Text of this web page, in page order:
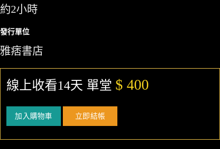
約2小時
發行單位
雅痞書店
線上收看14天 單堂 $ 400
加入購物車 立即結帳